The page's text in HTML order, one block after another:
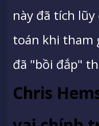
này đã tích
toán khi tham
đã "bồi đắp"
Chris